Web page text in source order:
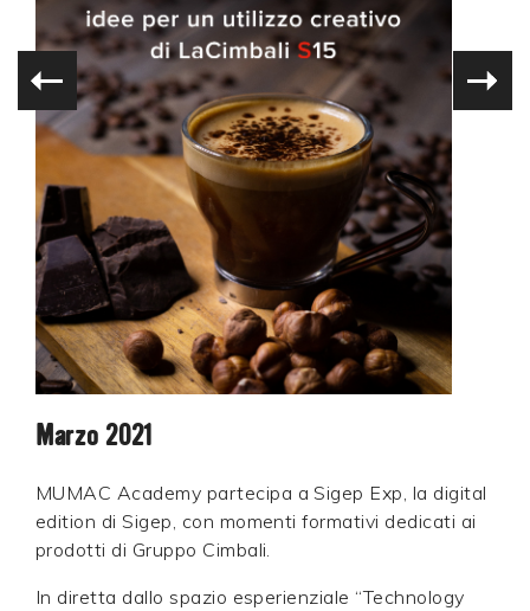
Marzo 2021
MUMAC Academy partecipa a Sigep Exp, la digital
edition di Sigep, con momenti formativi dedicati ai
prodotti di Gruppo Cimbali.
In diretta dallo spazio esperienziale “Technology